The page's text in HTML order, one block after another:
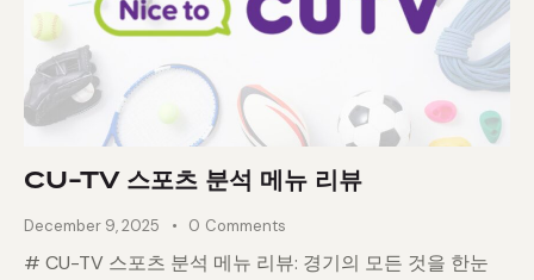
CU-TV 스포츠 분석 메뉴 리뷰
December 9, 2025 0 Comments
# CU-TV 스포츠 분석 메뉴 리뷰: 경기의 모든 것을 한눈